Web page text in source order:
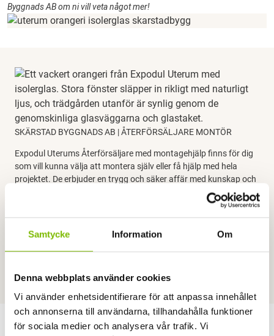
Samtycke Information Om
Denna webbplats använder cookies
Vi använder enhetsidentifierare för att anpassa innehållet
och annonserna till användarna, tillhandahålla funktioner
för sociala medier och analysera vår trafik. Vi
Byggnads AB om ni vill veta något mer!
SKÄRSTAD BYGGNADS AB | ÅTERFÖRSÄLJARE MONTÖR
Expodul Uterums Återförsäljare med montagehjälp finns för dig
som vill kunna välja att montera själv eller få hjälp med hela
projektet. De erbjuder en trygg och säker affär med kunskap och
erfarenhet av Expodul Uterums produkter samt ser till att du får
allt du behöver för att skapa din unika uterumsdröm. Genom
samarbete med återförsäljare såsom Skärstad Byggnads AB får
du möjlighet att göra en prisvärd affär samtidigt som du i lugn